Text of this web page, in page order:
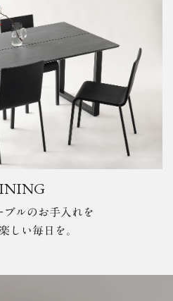
ブルのお手入れを
しい毎日を。